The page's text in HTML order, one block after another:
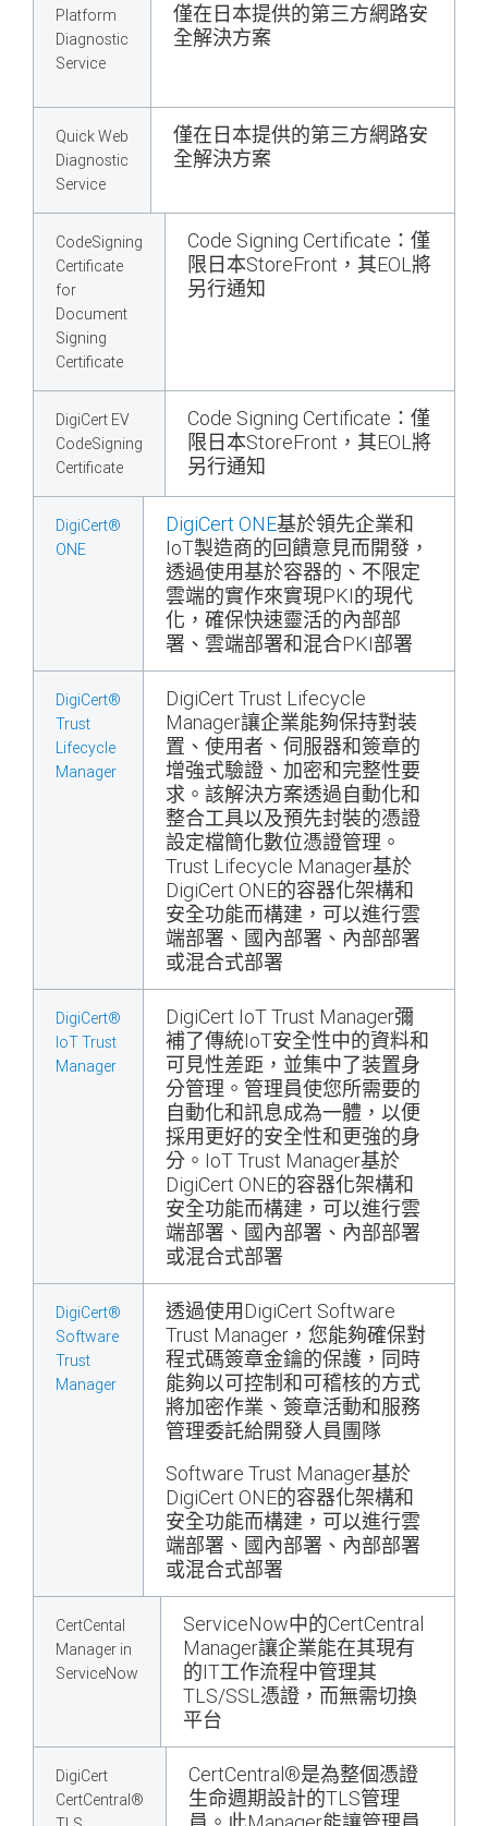
Platform
Diagnostic
Service
僅在日本提供的第三方網路安
全解決方案
Quick Web
Diagnostic
Service
僅在日本提供的第三方網路安
全解決方案
CodeSigning
Certificate
for
Document
Signing
Certificate
Code Signing Certificate：僅
限日本StoreFront，其EOL將
另行通知
DigiCert EV
CodeSigning
Certificate
Code Signing Certificate：僅
限日本StoreFront，其EOL將
另行通知
DigiCert®
ONE
DigiCert ONE基於領先企業和
IoT製造商的回饋意見而開發，
透過使用基於容器的、不限定
雲端的實作來實現PKI的現代
化，確保快速靈活的內部部
署、雲端部署和混合PKI部署
DigiCert®
Trust
Lifecycle
Manager
DigiCert Trust Lifecycle
Manager讓企業能夠保持對装
置、使用者、伺服器和簽章的
增強式驗證、加密和完整性要
求。該解決方案透過自動化和
整合工具以及預先封裝的憑證
設定檔簡化數位憑證管理。
Trust Lifecycle Manager基於
DigiCert ONE的容器化架構和
安全功能而構建，可以進行雲
端部署、國內部署、內部部署
或混合式部署
DigiCert®
IoT Trust
Manager
DigiCert IoT Trust Manager彌
補了傳統IoT安全性中的資料和
可見性差距，並集中了装置身
分管理。管理員使您所需要的
自動化和訊息成為一體，以便
採用更好的安全性和更強的身
分。IoT Trust Manager基於
DigiCert ONE的容器化架構和
安全功能而構建，可以進行雲
端部署、國內部署、內部部署
或混合式部署
DigiCert®
Software
Trust
Manager
透過使用DigiCert Software
Trust Manager，您能夠確保對
程式碼簽章金鑰的保護，同時
能夠以可控制和可稽核的方式
將加密作業、簽章活動和服務
管理委託給開發人員團隊
Software Trust Manager基於
DigiCert ONE的容器化架構和
安全功能而構建，可以進行雲
端部署、國內部署、內部部署
或混合式部署
CertCental
Manager in
ServiceNow
ServiceNow中的CertCentral
Manager讓企業能在其現有
的IT工作流程中管理其
TLS/SSL憑證，而無需切換
平台
DigiCert
CertCentral®
CertCentral®是為整個憑證
生命週期設計的TLS管理